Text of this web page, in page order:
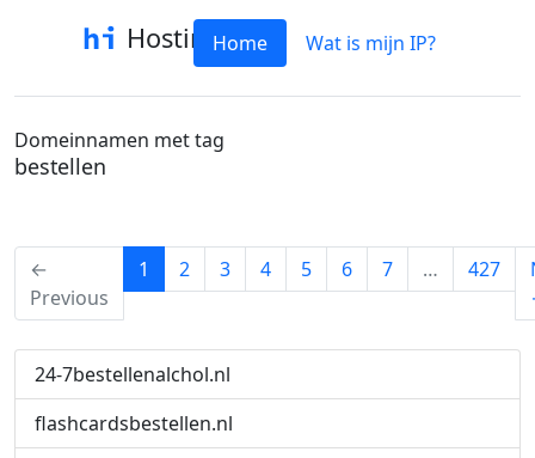
HostinfoHome Wat is mijn IP?
Domeinnamen met tag
bestellen
←
Previous
1 (current)
2 3 4 5 6 7 … 427
24-7bestellenalchol.nl
flashcardsbestellen.nl